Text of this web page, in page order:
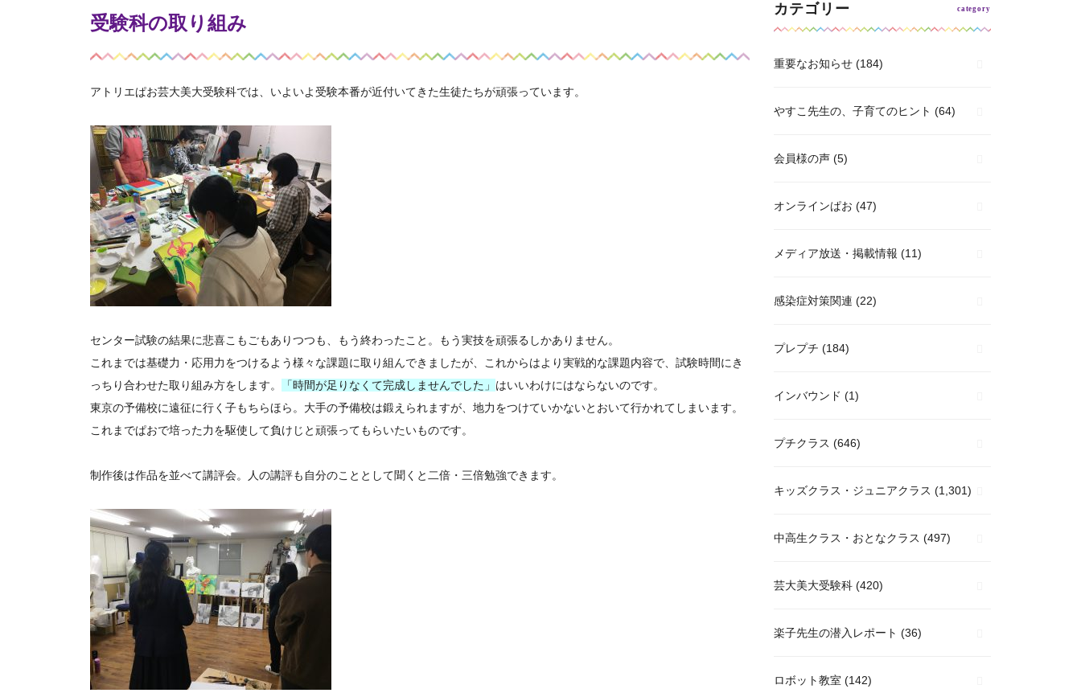
受験科の取り組み
アトリエぱお芸大美大受験科では、いよいよ受験本番が近付いてきた生徒たちが頑張っています。
センター試験の結果に悲喜こもごもありつつも、もう終わったこと。もう実技を頑張るしかありません。
これまでは基礎力・応用力をつけるよう様々な課題に取り組んできましたが、これからはより実戦的な課題内容で、試験時間にき
っちり合わせた取り組み方をします。
「時間が足りなくて完成しませんでした」 はいいわけにはならないのです。
東京の予備校に遠征に行く子もちらほら。大手の予備校は鍛えられますが、地力をつけていかないとおいて行かれてしまいます。
これまでぱおで培った力を駆使して負けじと頑張ってもらいたいものです。
制作後は作品を並べて講評会。人の講評も自分のこととして聞くと二倍・三倍勉強できます。
カテゴリー
重要なお知らせ (184)
やすこ先生の、子育てのヒント (64)
会員様の声 (5)
オンラインぱお (47)
メディア放送・掲載情報 (11)
感染症対策関連 (22)
プレプチ (184)
インバウンド (1)
プチクラス (646)
キッズクラス・ジュニアクラス (1,301)
中高生クラス・おとなクラス (497)
芸大美大受験科 (420)
楽子先生の潜入レポート (36)
ロボット教室 (142)